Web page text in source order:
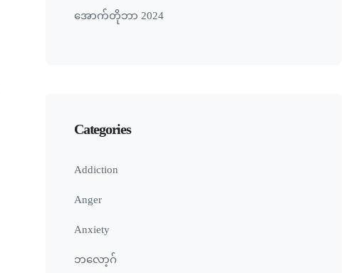
အောက်တိုဘာ 2024
Categories
Addiction
Anger
Anxiety
ဘလော့ဂ်